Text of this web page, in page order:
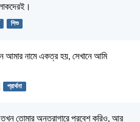
শিশু
আমার নামে একত্র হয়, সেখানে আমি
প্রার্থনা
তখন তোমার অন্তরাগারে প্রবেশ করিও, আর